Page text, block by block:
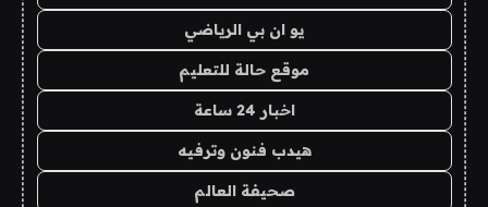
يو ان بي الرياضي
موقع حالة للتعليم
اخبار 24 ساعة
هيدب فنون وترفيه
صحيفة العالم